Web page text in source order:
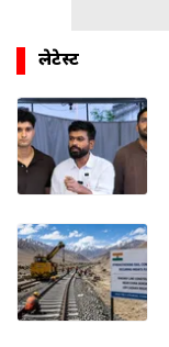
लेटेस्ट